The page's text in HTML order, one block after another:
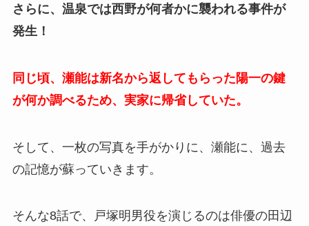
さらに、温泉では西野が何者かに襲われる事件が
発生！
同じ頃、瀬能は新名から返してもらった陽一の鍵
が何か調べるため、実家に帰省していた。
そして、一枚の写真を手がかりに、瀬能に、過去
の記憶が蘇っていきます。
そんな8話で、戸塚明男役を演じるのは俳優の田辺